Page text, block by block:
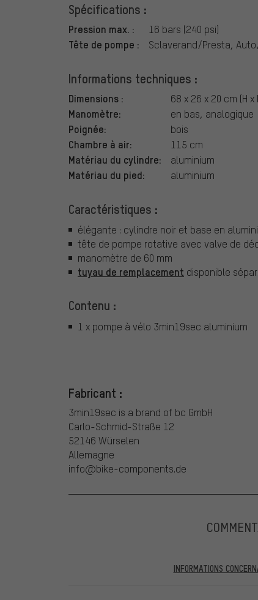
Spécifications :
Pression max. : 16 bars (240 psi)
Tête de pompe : Sclaverand/Presta,
Informations techniques :
Dimensions : 68 x 26 x 20 cm (H x
Manomètre: en bas, analogique
Poignée: bois
Chambre à air: 115 cm
Matériau du cylindre: aluminium
Matériau du pied: aluminium
Caractéristiques :
élégante : cylindre noir et base en
tête de pompe rotative avec valve de
manomètre de 60 mm
tuyau de remplacement disponible
Contenu :
1 x pompe à vélo 3min19sec aluminium
Fabricant :
3min19sec is a brand of bc GmbH
Carlo-Schmid-Straße 12
52146 Würselen
Allemagne
info@bike-components.de
INFORMATIONS